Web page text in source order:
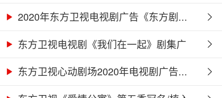
格...2020年东方卫视电视剧广告《东方剧...
东方卫视电视剧《我们在一起》剧集广
告...东方卫视心动剧场2020年电视剧广告...